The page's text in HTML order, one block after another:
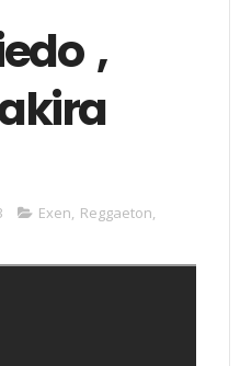
,
Exen, Reggaeton,